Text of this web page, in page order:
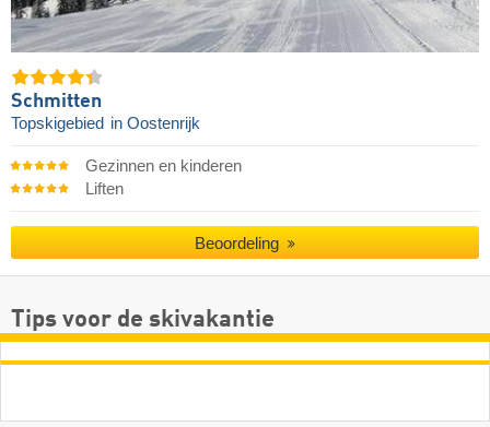
Schmitten
Topskigebied in Oostenrijk
Gezinnen en kinderen
Liften
Beoordeling
Tips voor de skivakantie